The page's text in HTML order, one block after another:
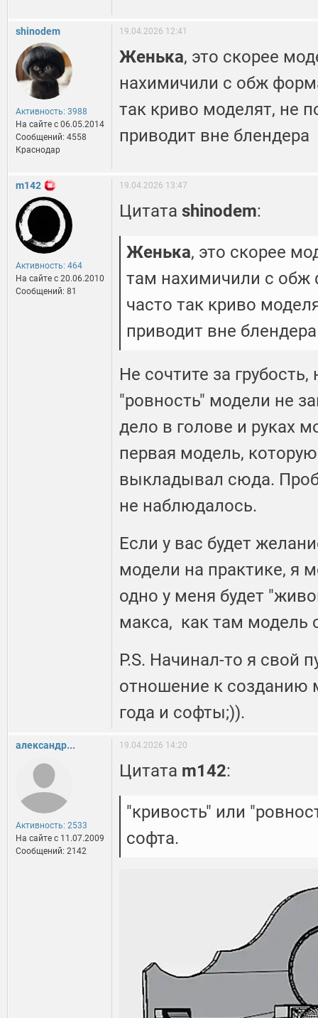
shinodem
Активность: 3988
На сайте c 06.05.2014
Сообщений: 4558
Краснодар
19.04.2026 12:41
Женька, это скорее
нахимичили с обж
так криво моделят, не
приводит вне блендера
m142
Активность: 464
На сайте c 20.06.2010
Сообщений: 81
19.04.2026 13:47
Цитата shinodem:
Женька, это скорее
там нахимичили с обж
часто так криво
приводит вне блендера
Не сочтите за
"ровность" модели не
дело в голове и руках
первая модель,
выкладывал сюда.
не наблюдалось.
Если у вас будет
модели на практике, я
одно у меня будет
макса, как там модель
P.S. Начинал-то я свой
отношение к созданию
года и софты;)).
александр...
Активность: 2533
На сайте c 11.07.2009
Сообщений: 2142
19.04.2026 14:20
Цитата m142:
"кривость" или
софта.